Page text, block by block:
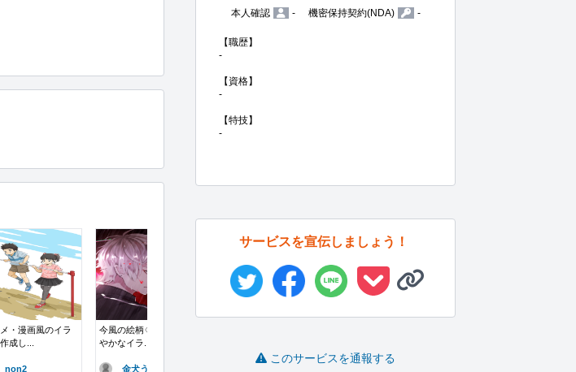
・漫画風のイラ
成し...
non2
今風の絵柄♢綺麗で鮮
やかなイラ...
金犬うに
本人確認
- 機密保持契約(NDA) -
【職歴】
-
【資格】
-
【特技】
-
サービスを宣伝しましょう！
このサービスを通報する